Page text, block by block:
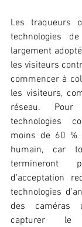
Les traqueurs
technologies
largement
les visiteurs
commencer à
les visiteurs,
réseau.
technologies
moins de 60
humain, car
termineront
d'acceptation
technologies
des caméras
capturer le